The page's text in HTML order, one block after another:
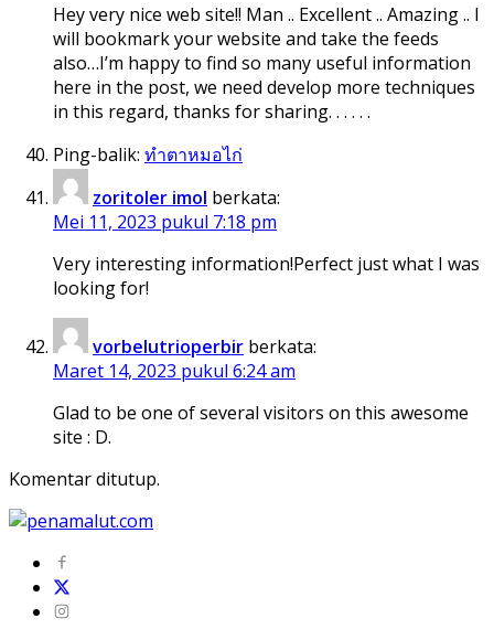
Hey very nice web site!! Man .. Excellent .. Amazing .. I
will bookmark your website and take the feeds
also…I’m happy to find so many useful information
here in the post, we need develop more techniques
in this regard, thanks for sharing. . . . . .
Ping-balik: ทำตาหมอไก่
zoritoler imol berkata:
Mei 11, 2023 pukul 7:18 pm
Very interesting information!Perfect just what I was
looking for!
vorbelutrioperbir berkata:
Maret 14, 2023 pukul 6:24 am
Glad to be one of several visitors on this awesome
site : D.
Komentar ditutup.